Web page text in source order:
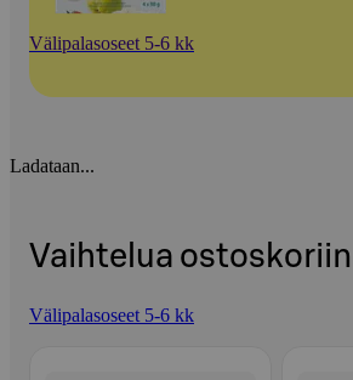
Välipalasoseet 5-6 kk
Ladataan...
Vaihtelua ostoskoriin
Välipalasoseet 5-6 kk